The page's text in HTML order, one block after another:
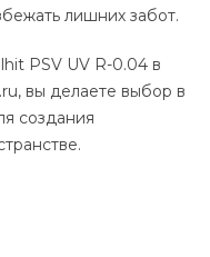
лишних забот.
PSV UV R-0.04 в
вы делаете выбор в
создания